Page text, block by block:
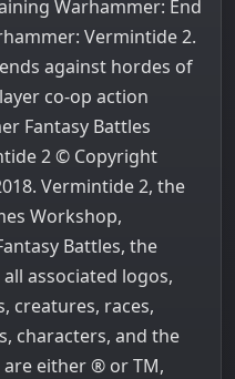
Warhammer: End
Vermintide 2.
against hordes of
co-op action
Fantasy Battles
2 © Copyright
Vermintide 2, the
Workshop,
Battles, the
associated logos,
creatures, races,
characters, and the
either ® or TM,